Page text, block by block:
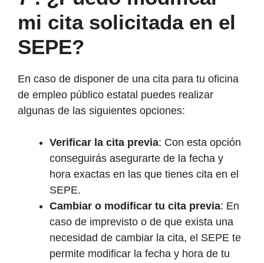
mi cita solicitada en el
SEPE?
En caso de disponer de una cita para tu oficina
de empleo público estatal puedes realizar
algunas de las siguientes opciones:
Verificar la cita previa: Con esta opción
conseguirás asegurarte de la fecha y
hora exactas en las que tienes cita en el
SEPE.
Cambiar o modificar tu cita previa: En
caso de imprevisto o de que exista una
necesidad de cambiar la cita, el SEPE te
permite modificar la fecha y hora de tu